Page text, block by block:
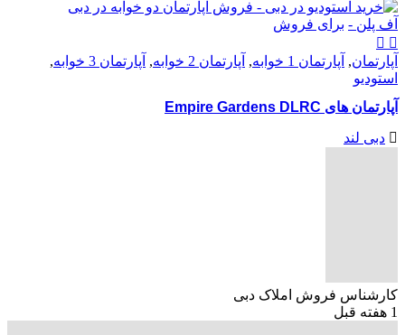
آف پلن - برای فروش
آپارتمان, آپارتمان 1 خوابه , آپارتمان 2 خوابه , آپارتمان 3 خوابه
,
استودیو
آپارتمان های Empire Gardens DLRC
دبی لند
کارشناس فروش املاک دبی
1 هفته قبل